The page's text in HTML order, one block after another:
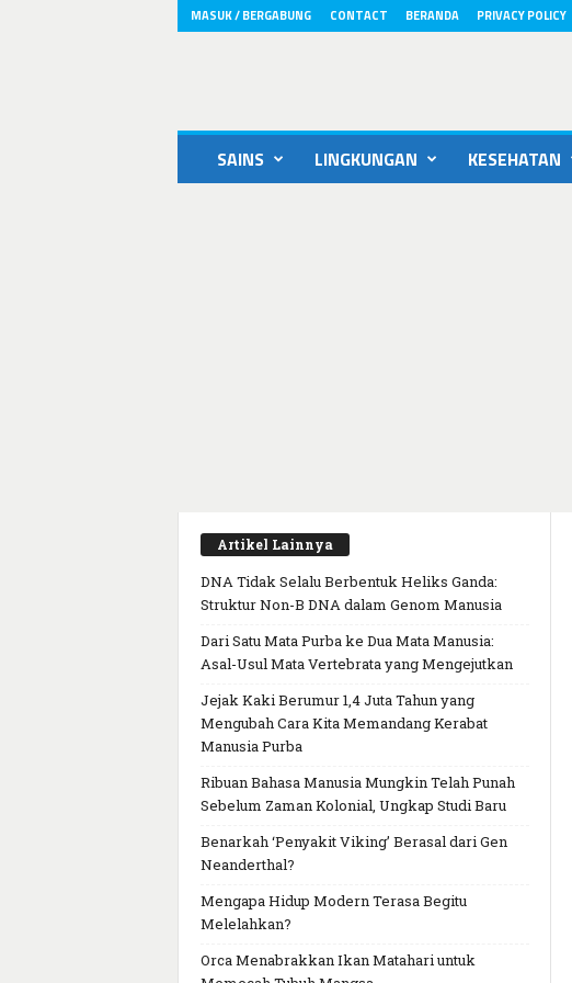
MASUK / BERGABUNG CONTACT BERANDA PRIVACY POLICY
SAINS LINGKUNGAN KESEHATAN
Artikel Lainnya
DNA Tidak Selalu Berbentuk Heliks Ganda:
Struktur Non-B DNA dalam Genom Manusia
Dari Satu Mata Purba ke Dua Mata Manusia:
Asal-Usul Mata Vertebrata yang Mengejutkan
Jejak Kaki Berumur 1,4 Juta Tahun yang
Mengubah Cara Kita Memandang Kerabat
Manusia Purba
Ribuan Bahasa Manusia Mungkin Telah Punah
Sebelum Zaman Kolonial, Ungkap Studi Baru
Benarkah ‘Penyakit Viking’ Berasal dari Gen
Neanderthal?
Mengapa Hidup Modern Terasa Begitu
Melelahkan?
Orca Menabrakkan Ikan Matahari untuk